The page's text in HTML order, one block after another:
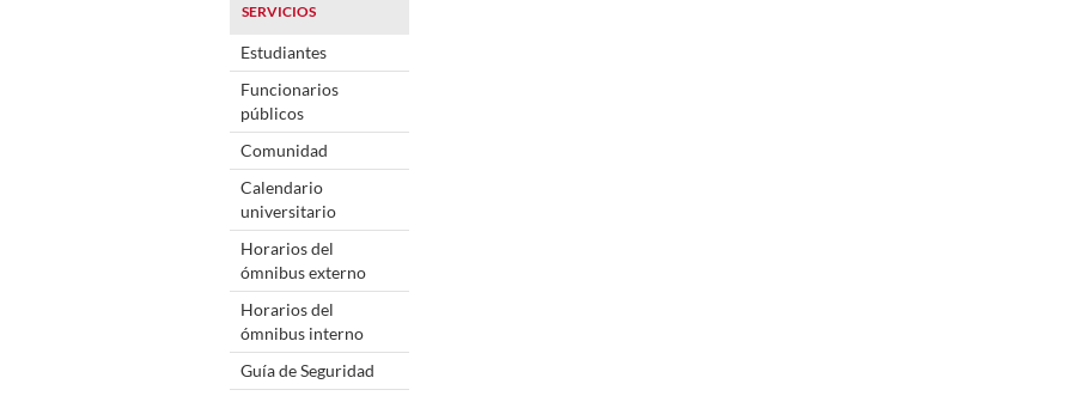
SERVICIOS
Estudiantes
Funcionarios
públicos
Comunidad
Calendario
universitario
Horarios del
ómnibus externo
Horarios del
ómnibus interno
Guía de Seguridad